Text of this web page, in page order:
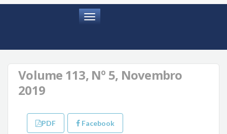
Menu
Volume 113, Nº 5, Novembro
2019
PDF Facebook